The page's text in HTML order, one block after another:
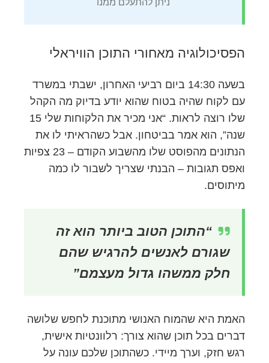
ניתן להתעלם ממנו
הפסיכולוגיה מאחורי התוכן הוויראלי
בשעה 14:30 ביום רביעי האחרון, ישבתי במשרד
עם לקוח שהיה בטוח שהוא יודע בדיוק מה הקהל
שלו רוצה לראות. “אני מכיר את הלקוחות שלי 15
שנה”, הוא אמר בביטחון. אבל כשהראיתי לו את
הנתונים מהפוסט שלו מהשבוע הקודם – 23 צפיות
ואפס תגובות – הבנתי שצריך לשבור לו כמה
מיתוסים.
“התוכן הטוב ביותר הוא זה
שגורם לאנשים להרגיש שהם
חלק ממשהו גדול מעצמם”
האמת היא שהמוח האנושי מתוכנת לחפש שלושה
דברים בכל תוכן שהוא צורך: רלוונטיות אישית,
רגש חזק, וערך מיידי. כשהתוכן שלכם עונה על